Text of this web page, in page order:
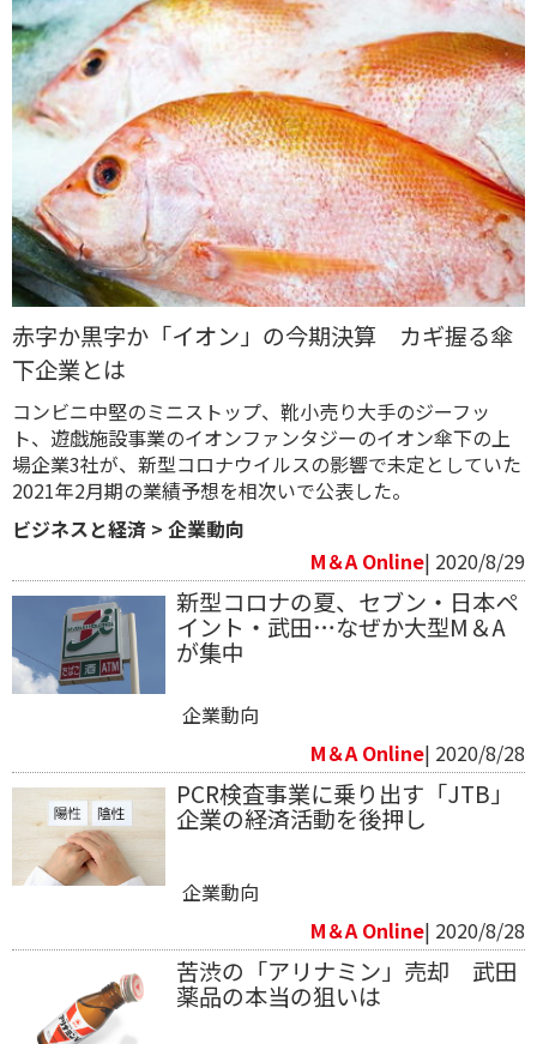
赤字か黒字か「イオン」の今期決算 カギ握る傘
下企業とは
コンビニ中堅のミニストップ、靴小売り大手のジーフッ
ト、遊戯施設事業のイオンファンタジーのイオン傘下の上
場企業3社が、新型コロナウイルスの影響で未定としていた
2021年2月期の業績予想を相次いで公表した。
ビジネスと経済 > 企業動向
M＆A Online| 2020/8/29
新型コロナの夏、セブン・日本ペ
イント・武田…なぜか大型M＆A
が集中
企業動向
M＆A Online| 2020/8/28
PCR検査事業に乗り出す「JTB」
企業の経済活動を後押し
企業動向
M＆A Online| 2020/8/28
苦渋の「アリナミン」売却 武田
薬品の本当の狙いは